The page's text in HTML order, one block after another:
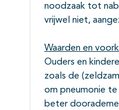
noodzaak tot
vrijwel niet,
Waarden en
Ouders en
zoals de
om pneumonie
beter